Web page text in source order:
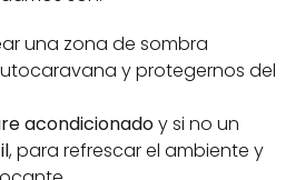
una zona de sombra
y protegernos del
acondicionadoy si no un
, para refrescar el ambiente y